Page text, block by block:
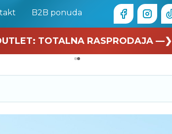
B2B ponuda
🏄 Zaslužuješ odmor —❯
TOTALNA RASPRODAJA —❯